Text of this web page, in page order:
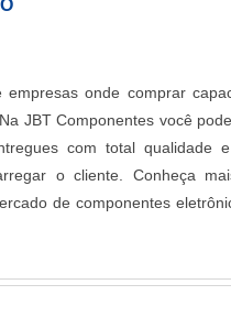
onde comprar
JBT Componentes você
com total qualidade
o cliente. Conheça
de componentes